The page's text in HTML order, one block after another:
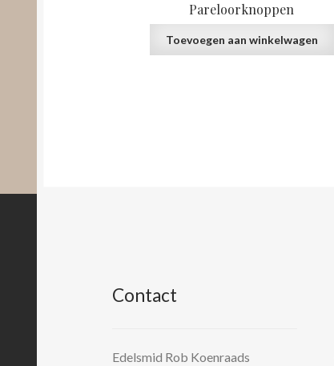
Pareloorknoppen
Toevoegen aan winkelwagen
Contact
Edelsmid Rob Koenraads